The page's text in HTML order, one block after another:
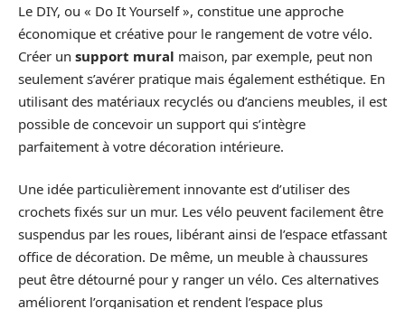
Le DIY, ou « Do It Yourself », constitue une approche
économique et créative pour le rangement de votre vélo.
Créer un support mural maison, par exemple, peut non
seulement s’avérer pratique mais également esthétique. En
utilisant des matériaux recyclés ou d’anciens meubles, il est
possible de concevoir un support qui s’intègre
parfaitement à votre décoration intérieure.
Une idée particulièrement innovante est d’utiliser des
crochets fixés sur un mur. Les vélo peuvent facilement être
suspendus par les roues, libérant ainsi de l’espace etfassant
office de décoration. De même, un meuble à chaussures
peut être détourné pour y ranger un vélo. Ces alternatives
améliorent l’organisation et rendent l’espace plus